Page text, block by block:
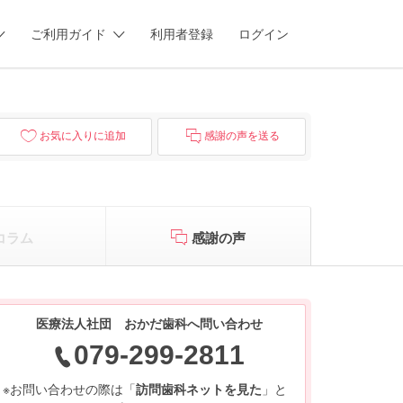
ご利用ガイド 利用者登録 ログイン
お気に入りに追加 感謝の声を送る
ラム 感謝の声
医療法人社団 おかだ歯科へ問い合わせ
079-299-2811
※お問い合わせの際は「訪問歯科ネットを見た 」と